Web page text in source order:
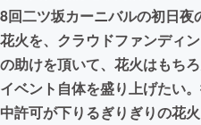
CAMPFIRE for Social
CAMPFIREふるさと納
8回二ツ坂カーニバルの初日夜
花火を、クラウドファンディ
の助けを頂いて、花火はもち
イベント自体を盛り上げたい
中許可が下りるぎりぎりの花